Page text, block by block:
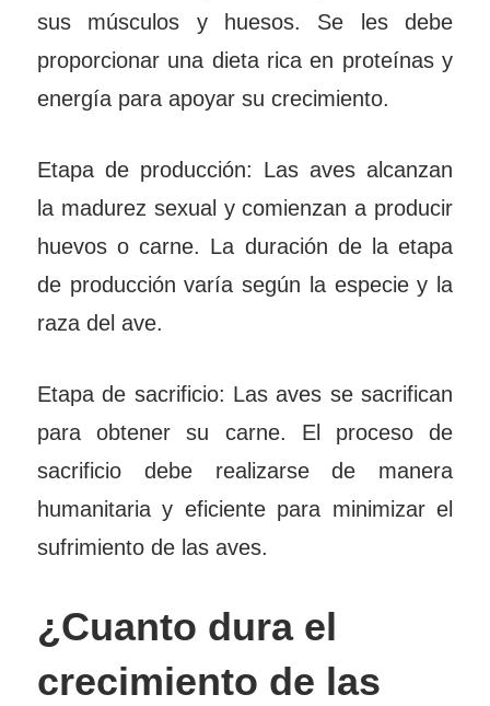
sus músculos y huesos. Se les debe
proporcionar una dieta rica en proteínas y
energía para apoyar su crecimiento.
Etapa de producción: Las aves alcanzan
la madurez sexual y comienzan a producir
huevos o carne. La duración de la etapa
de producción varía según la especie y la
raza del ave.
Etapa de sacrificio: Las aves se sacrifican
para obtener su carne. El proceso de
sacrificio debe realizarse de manera
humanitaria y eficiente para minimizar el
sufrimiento de las aves.
¿Cuanto dura el
crecimiento de las